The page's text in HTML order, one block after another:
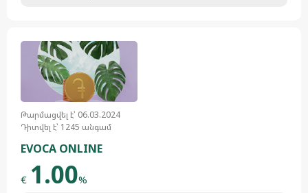
Թարմացվել է՝ 06.03.2024
Դիտվել է՝ 1245 անգամ
EVOCA ONLINE
€ 1.00%